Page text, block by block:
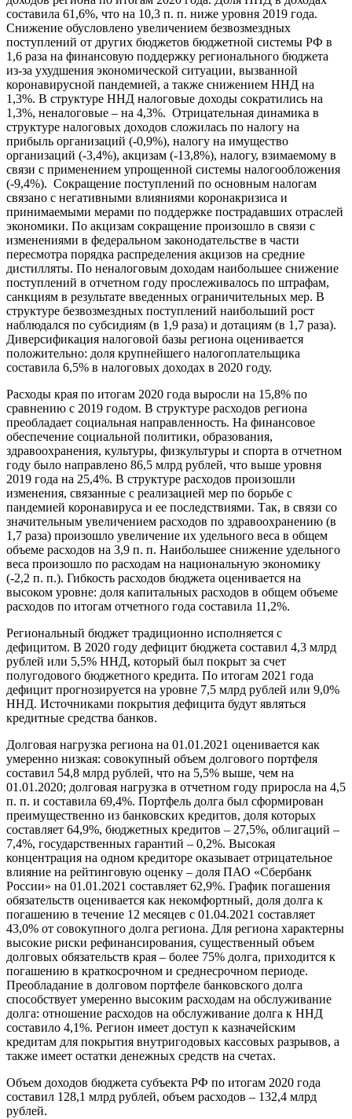
составила 61,6%, что на 10,3 п. п. ниже уровня 2019 года.
Снижение обусловлено увеличением безвозмездных
поступлений от других бюджетов бюджетной системы РФ в
1,6 раза на финансовую поддержку регионального бюджета
из-за ухудшения экономической ситуации, вызванной
коронавирусной пандемией, а также снижением ННД на
1,3%. В структуре ННД налоговые доходы сократились на
1,3%, неналоговые – на 4,3%. Отрицательная динамика в
структуре налоговых доходов сложилась по налогу на
прибыль организаций (-0,9%), налогу на имущество
организаций (-3,4%), акцизам (-13,8%), налогу, взимаемому в
связи с применением упрощенной системы налогообложения
(-9,4%). Сокращение поступлений по основным налогам
связано с негативными влияниями коронакризиса и
принимаемыми мерами по поддержке пострадавших отраслей
экономики. По акцизам сокращение произошло в связи с
изменениями в федеральном законодательстве в части
пересмотра порядка распределения акцизов на средние
дистилляты. По неналоговым доходам наибольшее снижение
поступлений в отчетном году прослеживалось по штрафам,
санкциям в результате введенных ограничительных мер. В
структуре безвозмездных поступлений наибольший рост
наблюдался по субсидиям (в 1,9 раза) и дотациям (в 1,7 раза).
Диверсификация налоговой базы региона оценивается
положительно: доля крупнейшего налогоплательщика
составила 6,5% в налоговых доходах в 2020 году.
Расходы края по итогам 2020 года выросли на 15,8% по
сравнению с 2019 годом. В структуре расходов региона
преобладает социальная направленность. На финансовое
обеспечение социальной политики, образования,
здравоохранения, культуры, физкультуры и спорта в отчетном
году было направлено 86,5 млрд рублей, что выше уровня
2019 года на 25,4%. В структуре расходов произошли
изменения, связанные с реализацией мер по борьбе с
пандемией коронавируса и ее последствиями. Так, в связи со
значительным увеличением расходов по здравоохранению (в
1,7 раза) произошло увеличение их удельного веса в общем
объеме расходов на 3,9 п. п. Наибольшее снижение удельного
веса произошло по расходам на национальную экономику
(-2,2 п. п.). Гибкость расходов бюджета оценивается на
высоком уровне: доля капитальных расходов в общем объеме
расходов по итогам отчетного года составила 11,2%.
Региональный бюджет традиционно исполняется с
дефицитом. В 2020 году дефицит бюджета составил 4,3 млрд
рублей или 5,5% ННД, который был покрыт за счет
полугодового бюджетного кредита. По итогам 2021 года
дефицит прогнозируется на уровне 7,5 млрд рублей или 9,0%
ННД. Источниками покрытия дефицита будут являться
кредитные средства банков.
Долговая нагрузка региона на 01.01.2021 оценивается как
умеренно низкая: совокупный объем долгового портфеля
составил 54,8 млрд рублей, что на 5,5% выше, чем на
01.01.2020; долговая нагрузка в отчетном году приросла на 4,5
п. п. и составила 69,4%. Портфель долга был сформирован
преимущественно из банковских кредитов, доля которых
составляет 64,9%, бюджетных кредитов – 27,5%, облигаций –
7,4%, государственных гарантий – 0,2%. Высокая
концентрация на одном кредиторе оказывает отрицательное
влияние на рейтинговую оценку – доля ПАО «Сбербанк
России» на 01.01.2021 составляет 62,9%. График погашения
обязательств оценивается как некомфортный, доля долга к
погашению в течение 12 месяцев с 01.04.2021 составляет
43,0% от совокупного долга региона. Для региона характерны
высокие риски рефинансирования, существенный объем
долговых обязательств края – более 75% долга, приходится к
погашению в краткосрочном и среднесрочном периоде.
Преобладание в долговом портфеле банковского долга
способствует умеренно высоким расходам на обслуживание
долга: отношение расходов на обслуживание долга к ННД
составило 4,1%. Регион имеет доступ к казначейским
кредитам для покрытия внутригодовых кассовых разрывов, а
также имеет остатки денежных средств на счетах.
Объем доходов бюджета субъекта РФ по итогам 2020 года
составил 128,1 млрд рублей, объем расходов – 132,4 млрд
рублей.